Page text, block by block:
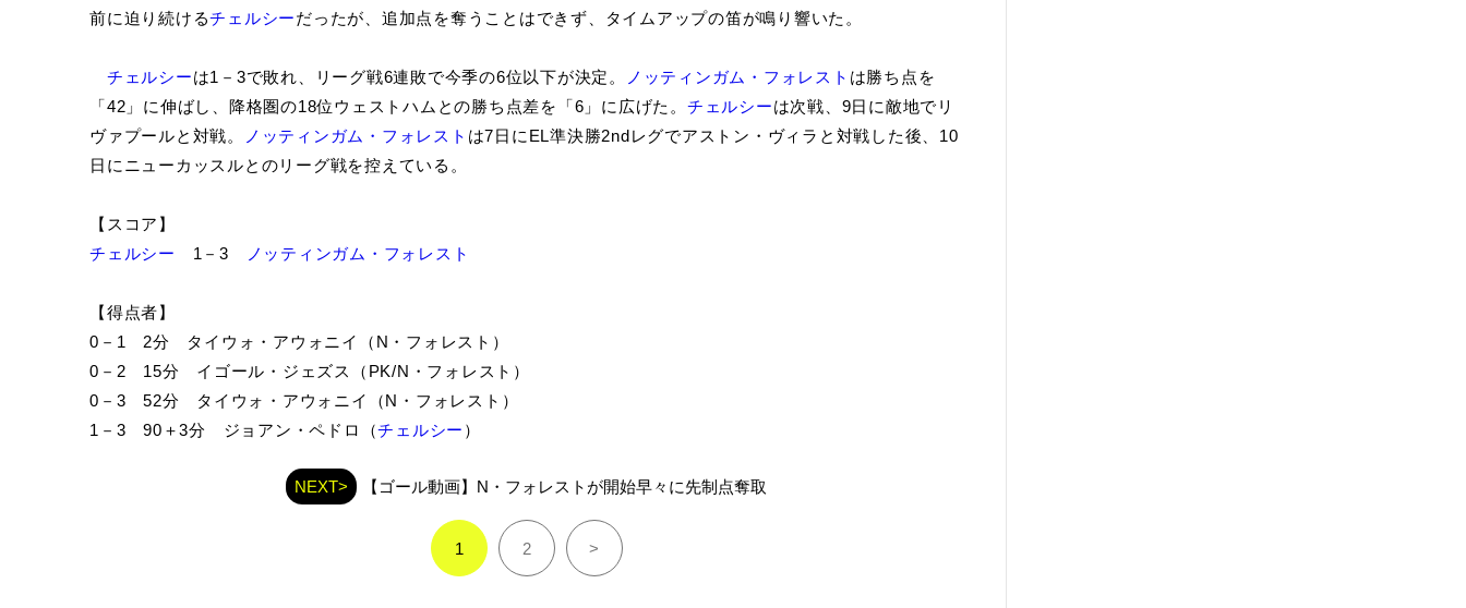
前に迫り続けるチェルシーだったが、追加点を奪うことはできず、タイムアップの笛が鳴り響いた。
チェルシーは1－3で敗れ、リーグ戦6連敗で今季の6位以下が決定。 ノッティンガム・フォレスト は勝ち点を
「42」に伸ばし、降格圏の18位ウェストハムとの勝ち点差を「6」に広げた。 チェルシーは次戦、9日に敵地でリ
ヴァプールと対戦。
ノッティンガム・フォレスト は7日にEL準決勝2ndレグでアストン・ヴィラと対戦した後、10
日にニューカッスルとのリーグ戦を控えている。
【スコア】
チェルシー
1－3 ノッティンガム・フォレスト
【得点者】
0－1 2分 タイウォ・アウォニイ（N・フォレスト）
0－2 15分 イゴール・ジェズス（PK/N・フォレスト）
0－3 52分 タイウォ・アウォニイ（N・フォレスト）
1－3 90＋3分 ジョアン・ペドロ（チェルシー ）
NEXT> 【ゴール動画】N・フォレストが開始早々に先制点奪取
1 2 >